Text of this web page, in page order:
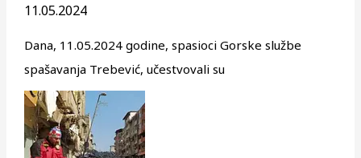
11.05.2024
Dana, 11.05.2024 godine, spasioci Gorske službe
spašavanja Trebević, učestvovali su